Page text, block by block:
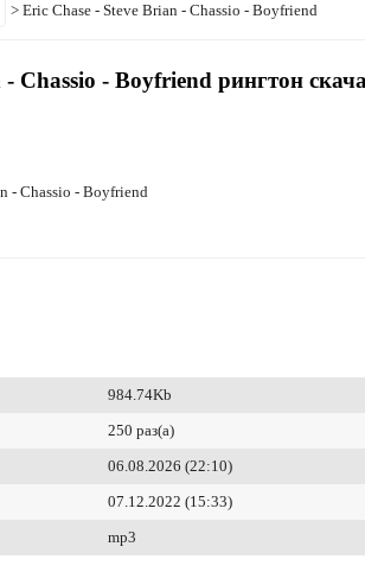
> Eric Chase - Steve Brian - Chassio - Boyfriend
Chassio - Boyfriend рингтон
- Chassio - Boyfriend
984.74Kb
250 раз(а)
06.08.2026 (22:10)
07.12.2022 (15:33)
mp3